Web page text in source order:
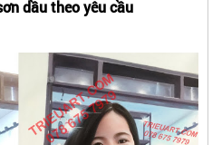
dầu theo yêu cầu